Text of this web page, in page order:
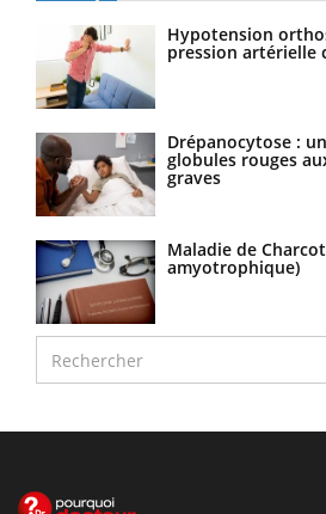
Hypotension
pression artérielle
Drépanocytose :
globules rouges
graves
Maladie de
amyotrophique)